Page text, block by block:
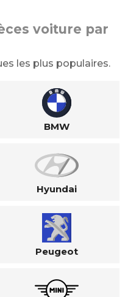
voiture par
les plus populaires.
BMW
Hyundai
Peugeot